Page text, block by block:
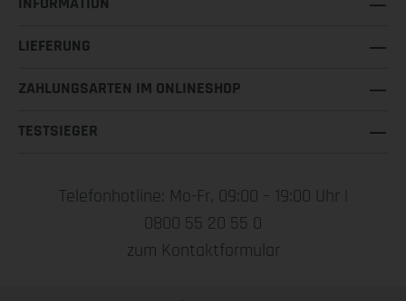
LIEFERUNG
ZAHLUNGSARTEN IM ONLINESHOP
TESTSIEGER
Telefonhotline: Mo-Fr, 09:00 – 19:00 Uhr |
0800 55 20 55 0
zum Kontaktformular